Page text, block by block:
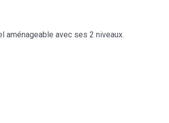
aménageable avec ses 2 niveaux.